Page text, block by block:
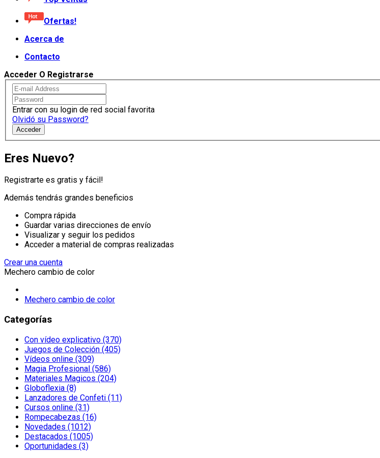
Ofertas!
Acerca de
Contacto
Acceder O Registrarse
Entrar con su login de red social favorita
Olvidó su Password?
Acceder
Eres Nuevo?
Registrarte es gratis y fácil!
Además tendrás grandes beneficios
Compra rápida
Guardar varias direcciones de envío
Visualizar y seguir los pedidos
Acceder a material de compras realizadas
Crear una cuenta
Mechero cambio de color
Mechero cambio de color
Categorías
Con vídeo explicativo (370)
Juegos de Colección (405)
Vídeos online (309)
Magia Profesional (586)
Materiales Magicos (204)
Globoflexia (8)
Lanzadores de Confeti (11)
Cursos online (31)
Rompecabezas (16)
Novedades (1012)
Destacados (1005)
Oportunidades (3)